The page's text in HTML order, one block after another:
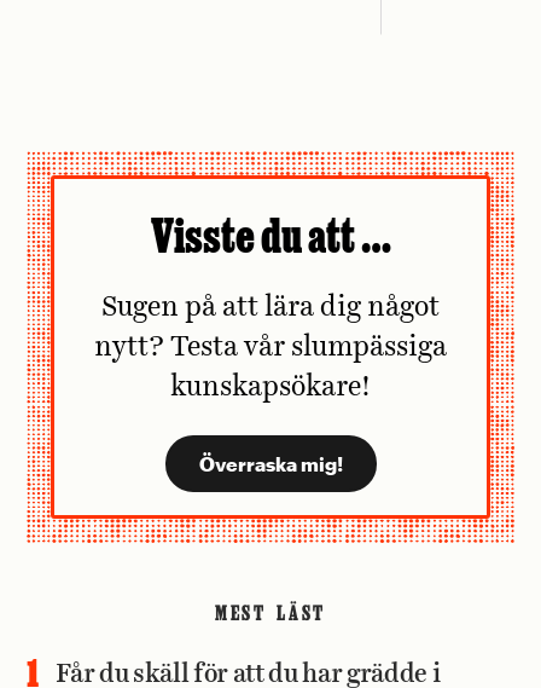
Visste du att …
Sugen på att lära dig något
nytt? Testa vår slumpässiga
kunskapsökare!
MEST LÄST
Får du skäll för att du har grädde i